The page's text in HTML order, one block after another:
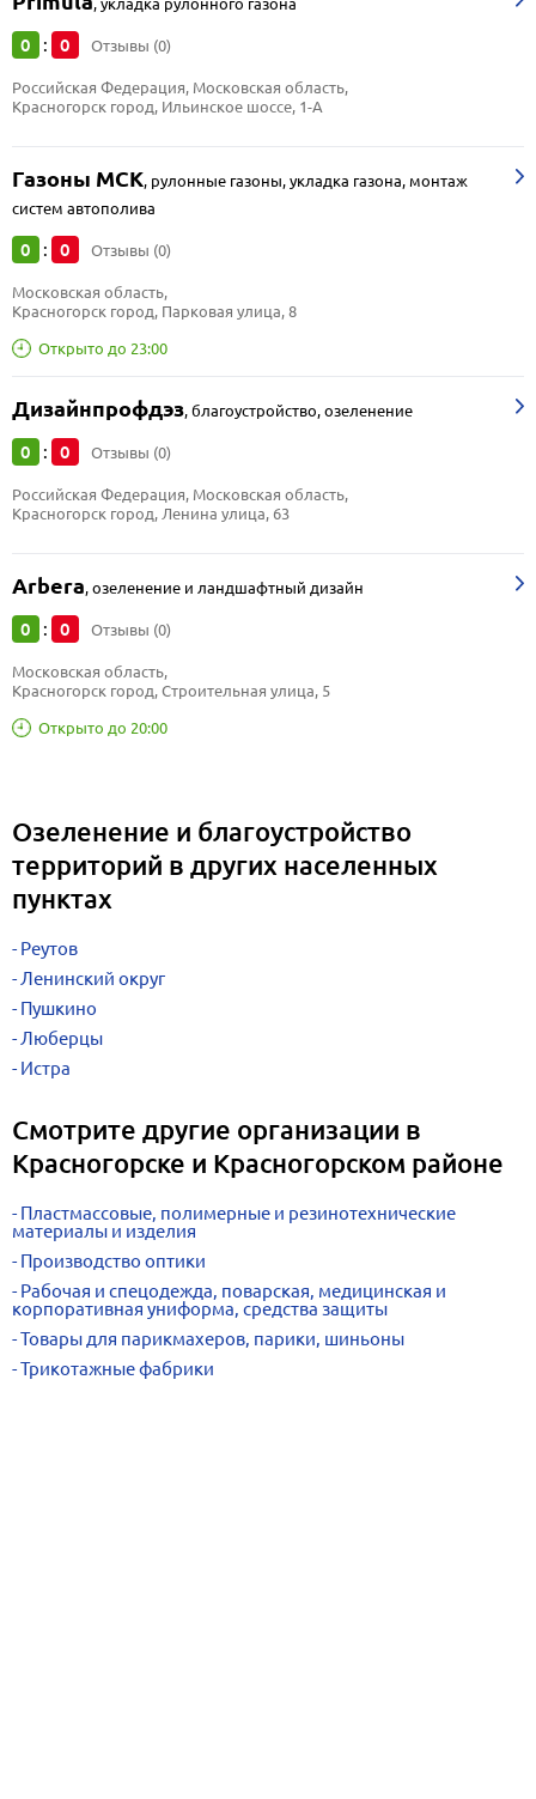
0 : 0 Отзывы (0)
Российская Федерация, Московская область,
Красногорск город, Ильинское шоссе, 1-А
Газоны МСК, рулонные газоны, укладка газона, монтаж
систем автополива
0 : 0 Отзывы (0)
Открыто до 23:00
Московская область,
Красногорск город, Парковая улица, 8
Дизайнпрофдэз,благоустройство, озеленение
0 : 0 Отзывы (0)
Российская Федерация, Московская область,
Красногорск город, Ленина улица, 63
Arbera,озеленение и ландшафтный дизайн
0 : 0 Отзывы (0)
Открыто до 20:00
Московская область,
Красногорск город, Строительная улица, 5
Озеленение и благоустройство
территорий в других населенных
пунктах
Реутов
Ленинский округ
Пушкино
Люберцы
Истра
Смотрите другие организации в
Красногорске и Красногорском районе
Пластмассовые, полимерные и резинотехнические
материалы и изделия
Производство оптики
Рабочая и спецодежда, поварская, медицинская и
корпоративная униформа, средства защиты
Товары для парикмахеров, парики, шиньоны
Трикотажные фабрики